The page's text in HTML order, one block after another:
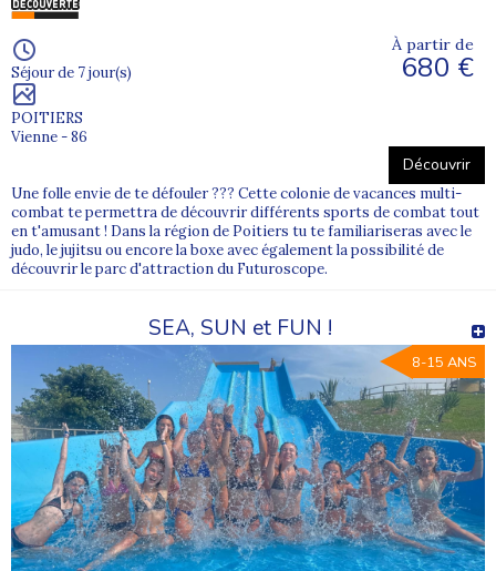
Séjour de 7 jour(s)
POITIERS
Vienne - 86
À partir de
680 €
Découvrir
Une folle envie de te défouler ??? Cette colonie de vacances multi-
combat te permettra de découvrir différents sports de combat tout
en t'amusant ! Dans la région de Poitiers tu te familiariseras avec le
judo, le jujitsu ou encore la boxe avec également la possibilité de
découvrir le parc d'attraction du Futuroscope.
SEA, SUN et FUN !
8-15 ANS